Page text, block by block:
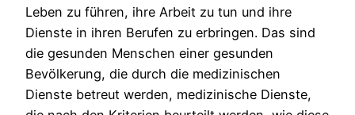
Leben zu führen, ihre Arbeit zu tun und ihre
Dienste in ihren Berufen zu erbringen. Das sind
die gesunden Menschen einer gesunden
Bevölkerung, die durch die medizinischen
Dienste betreut werden, medizinische Dienste,